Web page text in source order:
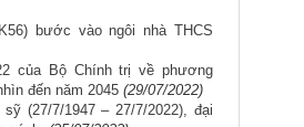
bước vào ngôi nhà THCS
của Bộ Chính trị về phương
đến năm 2045 (29/07/2022)
(27/7/1947 – 27/7/2022), đại